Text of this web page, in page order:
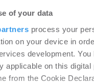
of your data
process your
on your device in
development.
applicable on this
from the Cookie
setzt
Hitze wird zum Risiko
Außentemperaturen und
IT-Systeme